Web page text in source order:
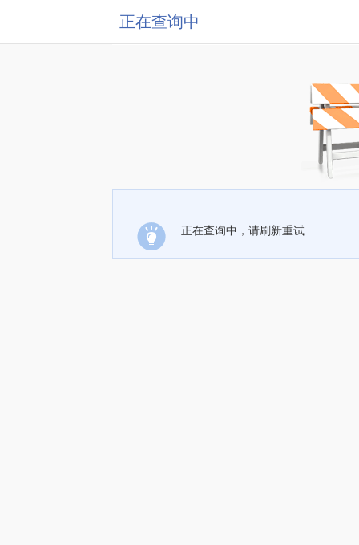
正在查询中
正在查询中，请刷新重试